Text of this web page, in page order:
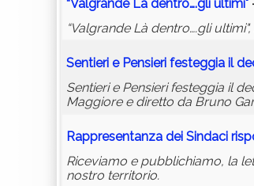
“Valgrande Là dentro….gli ultimi"
“Valgrande Là dentro….gli
Sentieri e Pensieri festeggia il
Sentieri e Pensieri festeggia il
Maggiore e diretto da Bruno
Rappresentanza dei Sindaci
Riceviamo e pubblichiamo, la
nostro territorio.